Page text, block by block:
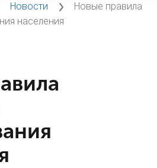
Новости
Новые правила
населения